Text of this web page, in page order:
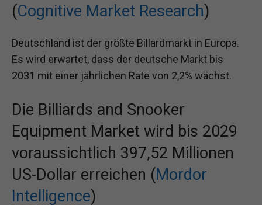
(Cognitive Market Research)
Deutschland ist der größte Billardmarkt in Europa.
Es wird erwartet, dass der deutsche Markt bis
2031 mit einer jährlichen Rate von 2,2% wächst.
Die Billiards and Snooker
Equipment Market wird bis 2029
voraussichtlich 397,52 Millionen
US-Dollar erreichen (Mordor
Intelligence)